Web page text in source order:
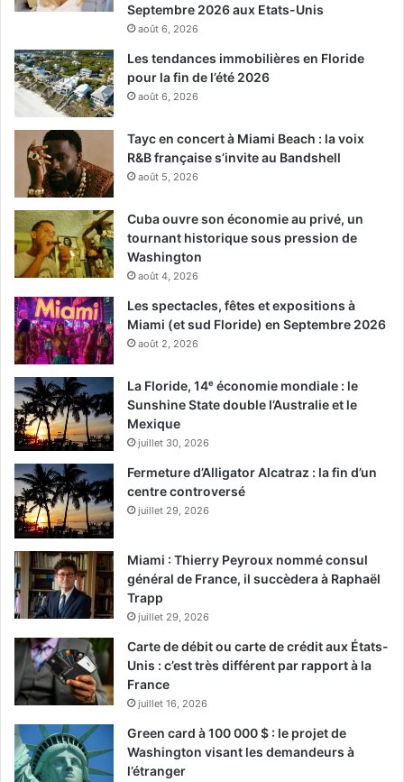
Septembre 2026 aux Etats-Unis
août 6, 2026
Les tendances immobilières en Floride
pour la fin de l’été 2026
août 6, 2026
Tayc en concert à Miami Beach : la voix
R&B française s’invite au Bandshell
août 5, 2026
Cuba ouvre son économie au privé, un
tournant historique sous pression de
Washington
août 4, 2026
Les spectacles, fêtes et expositions à
Miami (et sud Floride) en Septembre 2026
août 2, 2026
La Floride, 14ᵉ économie mondiale : le
Sunshine State double l’Australie et le
Mexique
juillet 30, 2026
Fermeture d’Alligator Alcatraz : la fin d’un
centre controversé
juillet 29, 2026
Miami : Thierry Peyroux nommé consul
général de France, il succèdera à Raphaël
Trapp
juillet 29, 2026
Carte de débit ou carte de crédit aux États-
Unis : c’est très différent par rapport à la
France
juillet 16, 2026
Green card à 100 000 $ : le projet de
Washington visant les demandeurs à
l’étranger